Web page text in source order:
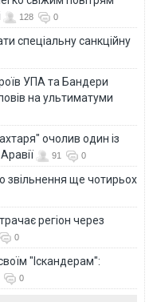
128 0
спеціальну санкційну
УПА та Бандери
на ультиматуми
очолив один із
91 0
звільнення ще чотирьох
регіон через
0
"Іскандерам":
0